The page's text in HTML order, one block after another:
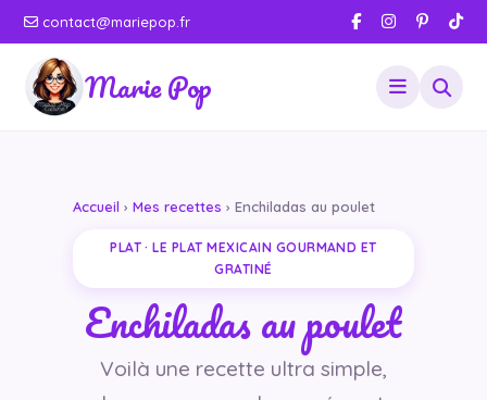
contact@mariepop.fr
Marie Pop
Accueil › Mes recettes › Enchiladas au poulet
PLAT · LE PLAT MEXICAIN GOURMAND ET
GRATINÉ
Enchiladas au poulet
Voilà une recette ultra simple,